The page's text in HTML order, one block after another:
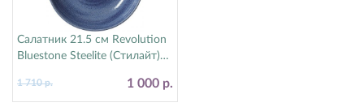
Салатник 21.5 см Revolution
Bluestone Steelite (Стилайт)
1 000 р.
1 710 р.